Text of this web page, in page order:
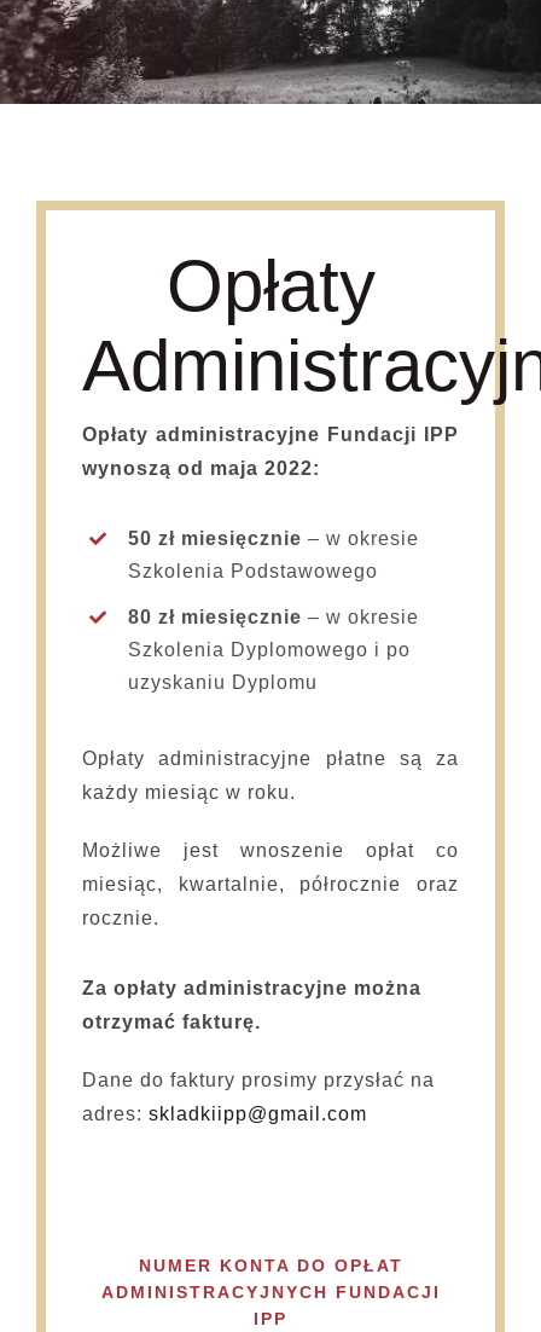
Opłaty
Opłaty administracyjne Fundacji IPP
wynoszą od maja 2022:
50 zł miesięcznie – w okresie
Szkolenia Podstawowego
80 zł miesięcznie – w okresie
Szkolenia Dyplomowego i po
uzyskaniu Dyplomu
Opłaty administracyjne płatne są za
każdy miesiąc w roku.
Możliwe jest wnoszenie opłat co
miesiąc, kwartalnie, półrocznie oraz
rocznie.
Za opłaty administracyjne można
otrzymać fakturę.
Dane do faktury prosimy przysłać na
adres: skladkiipp@gmail.com
NUMER KONTA DO OPŁAT
ADMINISTRACYJNYCH FUNDACJI
IPP